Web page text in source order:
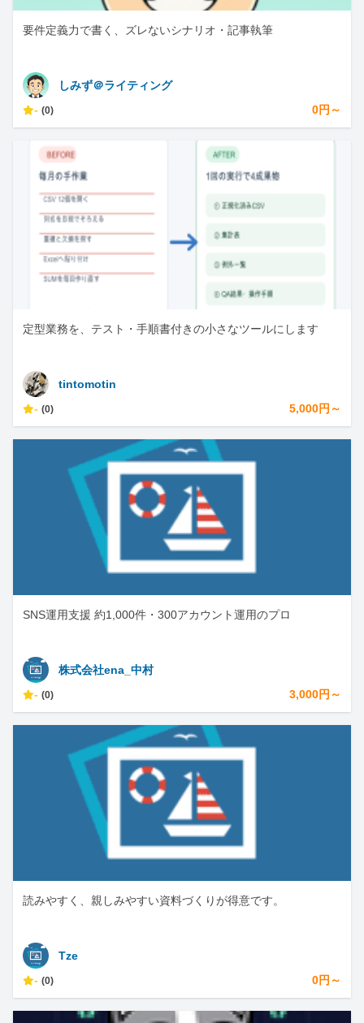
要件定義力で書く、ズレないシナリオ・記事執筆
しみず＠ライティング
- (0) 0円～
定型業務を、テスト・手順書付きの小さなツールにします
tintomotin
- (0) 5,000円～
SNS運用支援 約1,000件・300アカウント運用のプロ
株式会社ena_中村
- (0) 3,000円～
読みやすく、親しみやすい資料づくりが得意です。
Tze
- (0) 0円～